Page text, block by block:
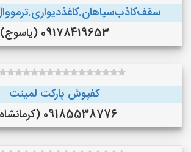
09178419653 (یاسوج)
کفپوش پارکت لمینت
09185538776 (کرمانشاه )